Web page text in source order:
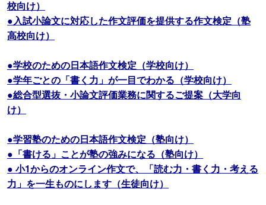
校向け）
●入試小論文に対応した作文評価を提供する作文検定（塾
高校向け）
●学校のための日本語作文検定（学校向け）
●学年ごとの「書く力」が一目でわかる（学校向け）
●総合型選抜・小論文評価業務に関するご提案（大学向
け）
●学習塾のための日本語作文検定（塾向け）
●「書ける」ことが塾の強みになる（塾向け）
● 小1からのオンライン作文で、「読む力・書く力・考える
力」を一生ものにします（生徒向け）